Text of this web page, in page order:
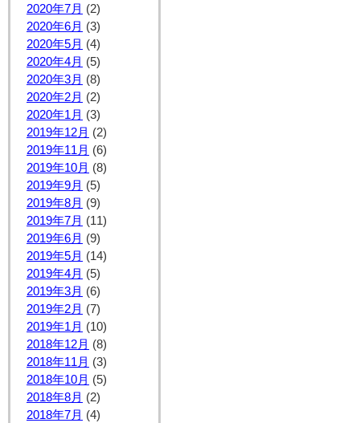
2020年7月 (2)
2020年6月 (3)
2020年5月 (4)
2020年4月 (5)
2020年3月 (8)
2020年2月 (2)
2020年1月 (3)
2019年12月 (2)
2019年11月 (6)
2019年10月 (8)
2019年9月 (5)
2019年8月 (9)
2019年7月 (11)
2019年6月 (9)
2019年5月 (14)
2019年4月 (5)
2019年3月 (6)
2019年2月 (7)
2019年1月 (10)
2018年12月 (8)
2018年11月 (3)
2018年10月 (5)
2018年8月 (2)
2018年7月 (4)